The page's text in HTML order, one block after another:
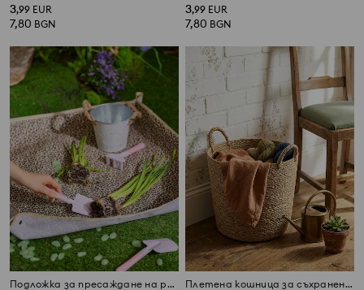
3,99 EUR
7,80 BGN
3,99 EUR
7,80 BGN
Подложка за пресаждане на растения с леопардов мотив Плетена кошница за съхранение с дръжки